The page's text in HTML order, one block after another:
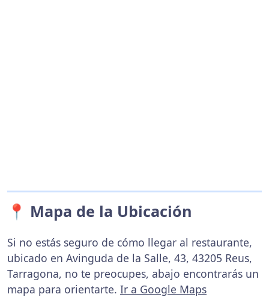
📍 Mapa de la Ubicación
Si no estás seguro de cómo llegar al restaurante,
ubicado en Avinguda de la Salle, 43, 43205 Reus,
Tarragona, no te preocupes, abajo encontrarás un
mapa para orientarte. Ir a Google Maps